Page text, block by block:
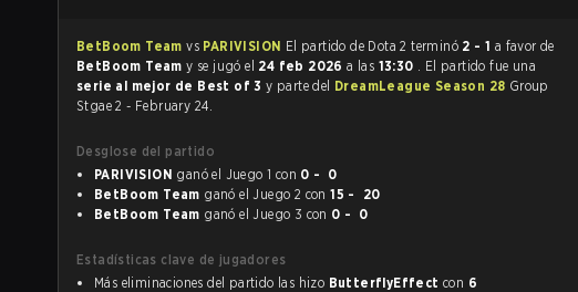
BetBoom Teamvs PARIVISION El partido de Dota 2 terminó 2 - 1 a favor de
BetBoom Teamy se jugó el 24 feb 2026a las 13:30 . El partido fue una
serie al mejor de Best of 3y parte del DreamLeague Season 28 Group
Stgae 2 - February 24.
Desglose del partido
PARIVISION
ganó el Juego 1 con
0 - 0
BetBoom Team
ganó el Juego 2 con
15 - 20
BetBoom Team
ganó el Juego 3 con 0 - 0
Estadísticas clave de jugadores
Más eliminaciones del partido las hizo ButterflyEffect con 6